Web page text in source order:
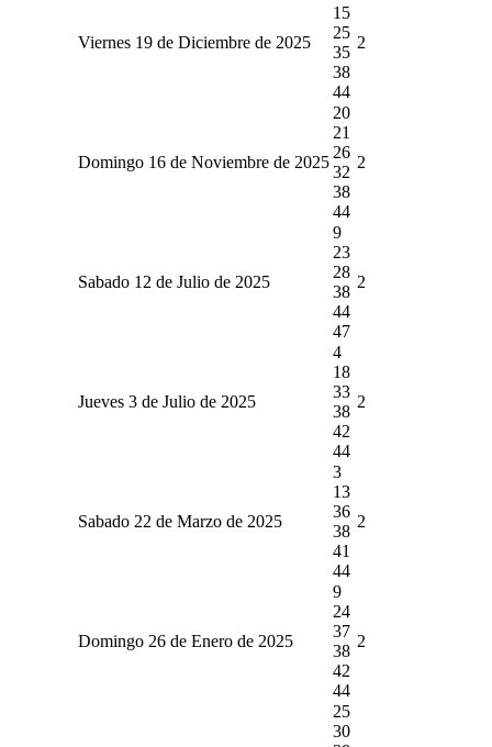
Viernes 19 de Diciembre de 2025
15
25
35
38
44
2
Domingo 16 de Noviembre de 2025
20
21
26
32
38
44
2
Sabado 12 de Julio de 2025
9
23
28
38
44
47
2
Jueves 3 de Julio de 2025
4
18
33
38
42
44
2
Sabado 22 de Marzo de 2025
3
13
36
38
41
44
2
Domingo 26 de Enero de 2025
9
24
37
38
42
44
2
25
30